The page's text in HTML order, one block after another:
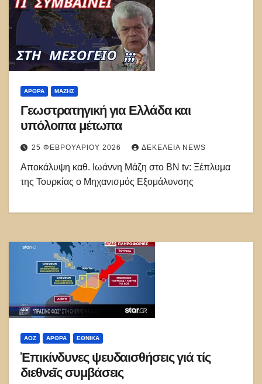
ΑΡΘΡΑ ΜΆΖΗΣ
Γεωστρατηγική για Ελλάδα και
υπόλοιπα μέτωπα
25 ΦΕΒΡΟΥΑΡΊΟΥ 2026 ΔΕΚΈΛΕΙΑ NEWS
Αποκάλυψη καθ. Ιωάννη Μάζη στο BN tv: Ξέπλυμα
της Τουρκίας ο Μηχανισμός Εξομάλυνσης
ΑΟΖ ΑΡΘΡΑ ΕΘΝΙΚΑ
Ἐπικίνδυνες ψευδαισθήσεις γιά τίς
διεθνεῖς συμβάσεις